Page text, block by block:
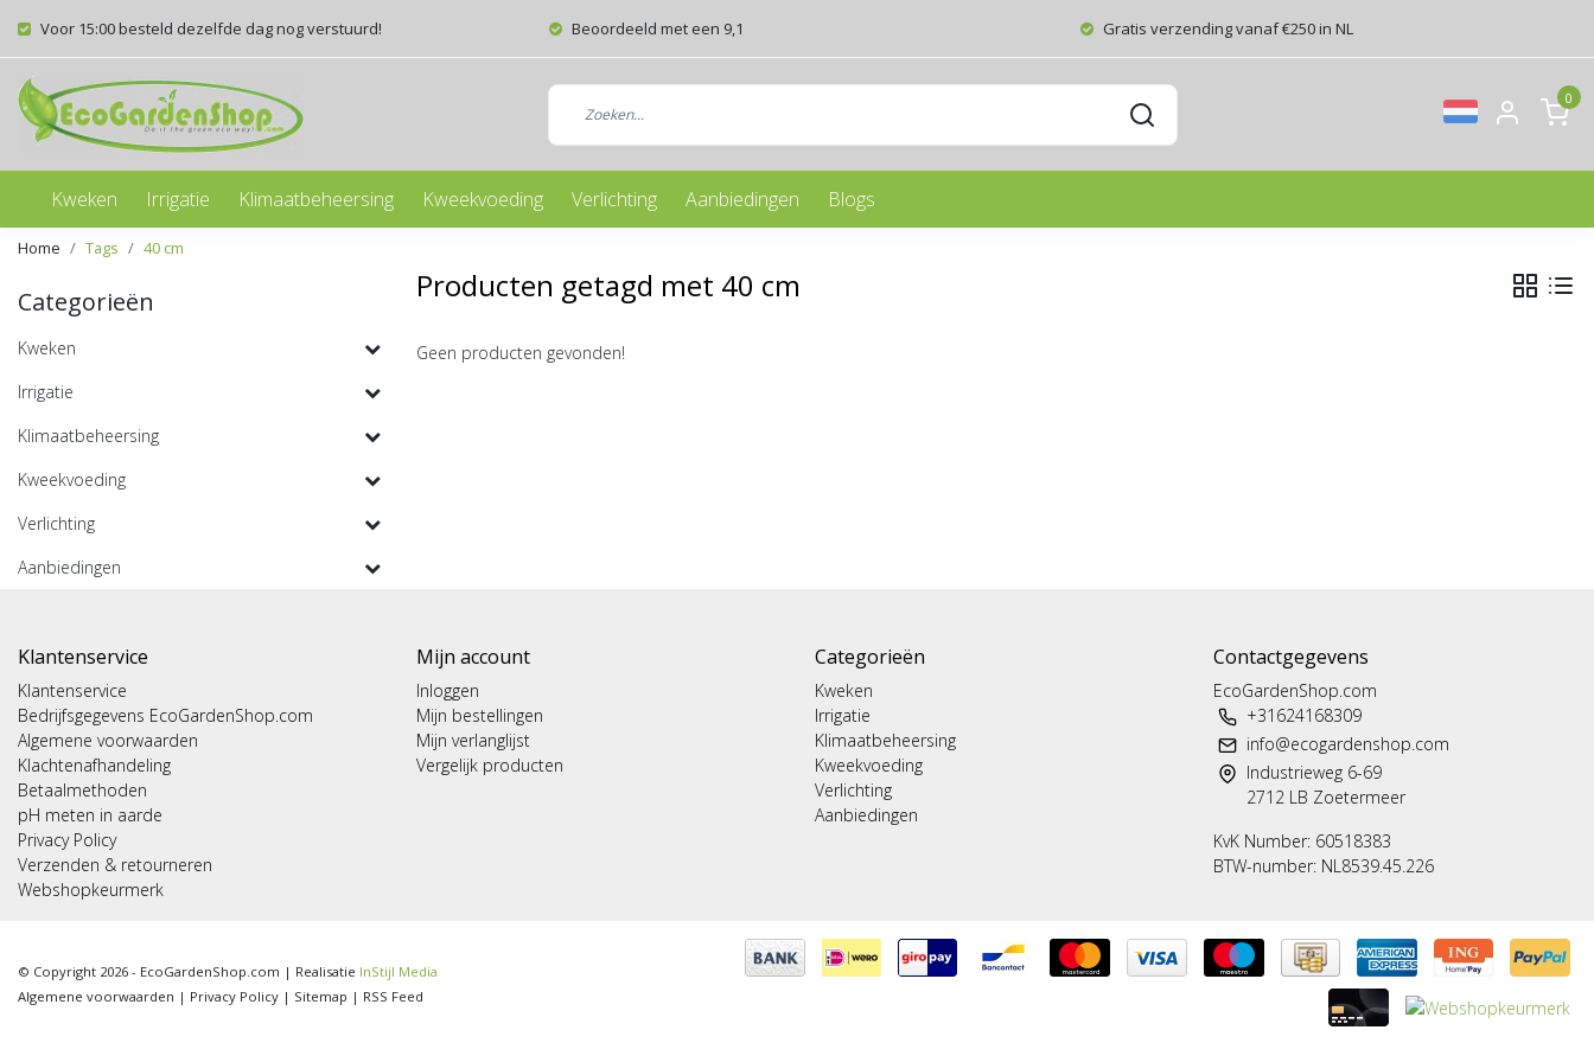
Voor 15:00 besteld dezelfde dag nog verstuurd! Beoordeeld met een 9,1 Gratis verzending vanaf €250 in NL
0
Kweken Irrigatie Klimaatbeheersing Kweekvoeding Verlichting Aanbiedingen Blogs
Home Tags 40 cm
Categorieën
Kweken
Irrigatie
Klimaatbeheersing
Kweekvoeding
Verlichting
Aanbiedingen
Producten getagd met 40 cm
Geen producten gevonden!
Klantenservice
Klantenservice
Bedrijfsgegevens EcoGardenShop.com
Algemene voorwaarden
Klachtenafhandeling
Betaalmethoden
pH meten in aarde
Privacy Policy
Verzenden & retourneren
Webshopkeurmerk
Mijn account
Inloggen
Mijn bestellingen
Mijn verlanglijst
Vergelijk producten
Categorieën
Kweken
Irrigatie
Klimaatbeheersing
Kweekvoeding
Verlichting
Aanbiedingen
Contactgegevens
EcoGardenShop.com
+31624168309
info@ecogardenshop.com
Industrieweg 6-69
2712 LB Zoetermeer
KvK Number: 60518383
BTW-number: NL8539.45.226
© Copyright 2026 - EcoGardenShop.com | Realisatie InStijl Media
Algemene voorwaarden | Privacy Policy | Sitemap | RSS Feed